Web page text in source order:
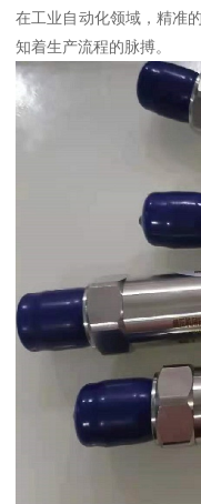
在工业自动化领域，精准
知着生产流程的脉搏。